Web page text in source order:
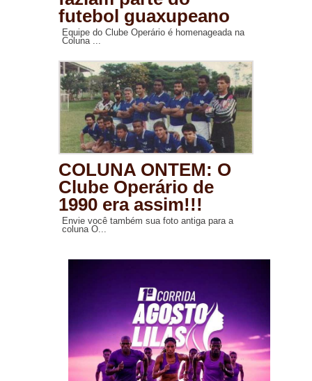
futebol guaxupeano
Equipe do Clube Operário é homenageada na
Coluna ...
COLUNA ONTEM: O
Clube Operário de
1990 era assim!!!
Envie você também sua foto antiga para a
coluna O...